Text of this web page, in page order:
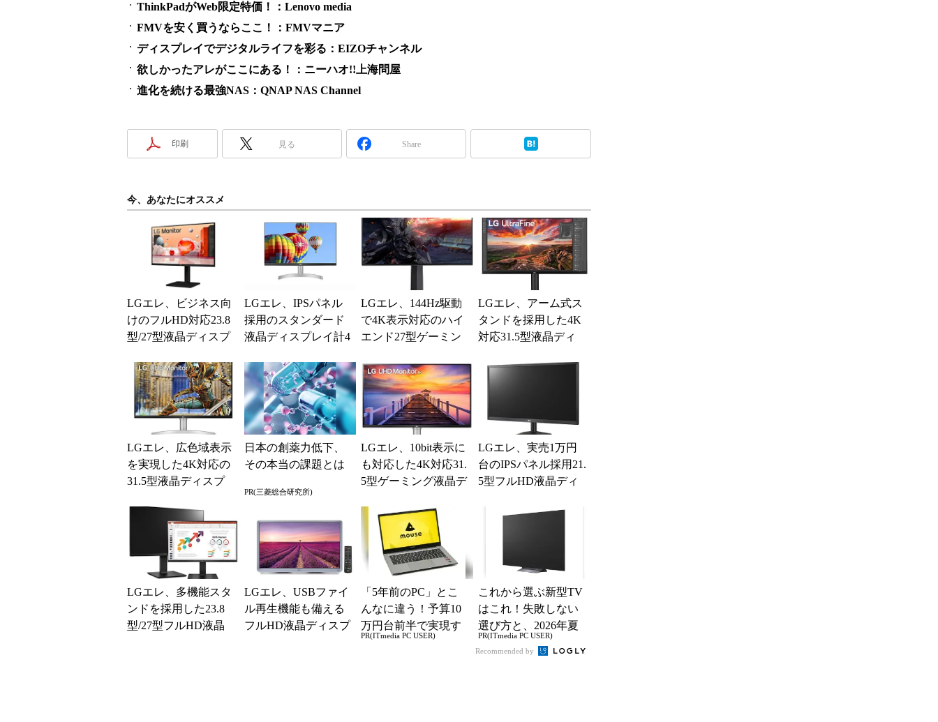
ThinkPadがWeb限定特価！：Lenovo media
FMVを安く買うならここ！：FMVマニア
ディスプレイでデジタルライフを彩る：EIZOチャンネル
欲しかったアレがここにある！：ニーハオ!!上海問屋
進化を続ける最強NAS：QNAP NAS Channel
印刷 見る Share
今、あなたにオススメ
LGエレ、ビジネス向
けのフルHD対応23.8
型/27型液晶ディスプ
LGエレ、IPSパネル
採用のスタンダード
液晶ディスプレイ計4
LGエレ、144Hz駆動
で4K表示対応のハイ
エンド27型ゲーミン
LGエレ、アーム式ス
タンドを採用した4K
対応31.5型液晶ディ
LGエレ、広色域表示
を実現した4K対応の
31.5型液晶ディスプ
日本の創薬力低下、
その本当の課題とは
PR(三菱総合研究所)
LGエレ、10bit表示に
も対応した4K対応31.
5型ゲーミング液晶デ
LGエレ、実売1万円
台のIPSパネル採用21.
5型フルHD液晶ディ
LGエレ、多機能スタ
ンドを採用した23.8
型/27型フルHD液晶
LGエレ、USBファイ
ル再生機能も備える
フルHD液晶ディスプ
「5年前のPC」とこ
んなに違う！予算10
万円台前半で実現す
る快適PCライフ
PR(ITmedia PC USER)
これから選ぶ新型TV
はこれ！失敗しない
選び方と、2026年夏
の一押しモデル
PR(ITmedia PC USER)
Recommended by